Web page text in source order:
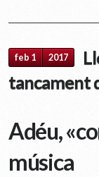
feb 1 2017
tancament
Adéu,
música